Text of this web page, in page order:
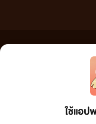
ใช้แอ
เว็บไซต์แห่งนี้ไม่ได้เห็นด้วยและไม่ขอรับผิด
วิจารณญาณในการกลั่นกรองด้วยตนเอง แ
กรุณาแจ้งมาที่ tunwalai@ookbee.com เพื่
ลิขสิทธิ์ตามพระราชบัญญัติลิขสิทธิ์ (ฉบับเพิ่ม